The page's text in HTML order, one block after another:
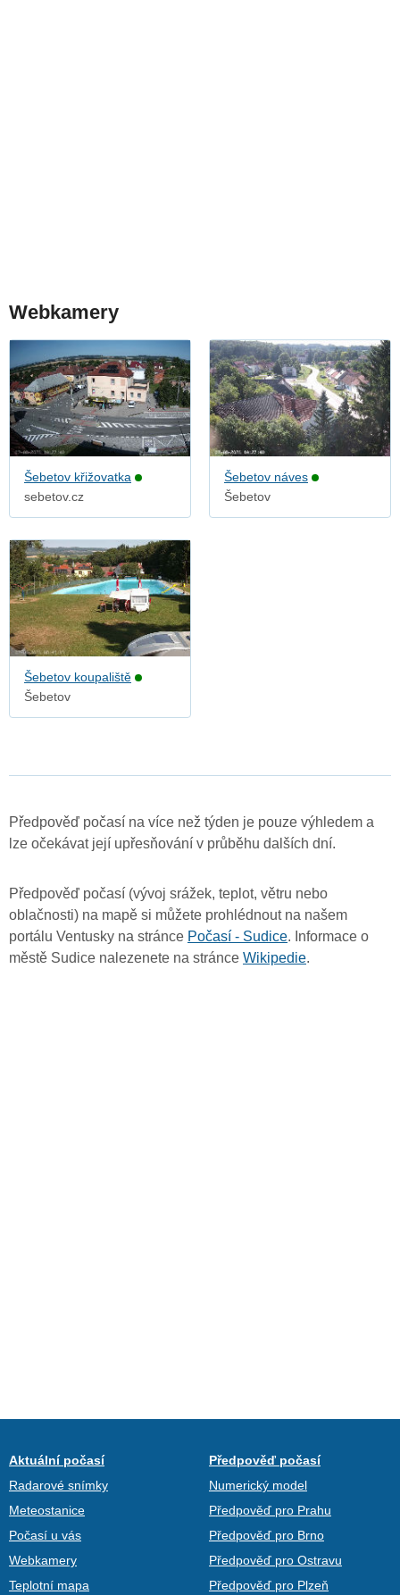
Webkamery
Šebetov křižovatka
sebetov.cz
Šebetov náves
Šebetov
Šebetov koupaliště
Šebetov
Předpověď počasí na více než týden je pouze výhledem a
lze očekávat její upřesňování v průběhu dalších dní.
Předpověď počasí (vývoj srážek, teplot, větru nebo
oblačnosti) na mapě si můžete prohlédnout na našem
portálu Ventusky na stránce Počasí - Sudice. Informace o
městě Sudice nalezenete na stránce Wikipedie.
Aktuální počasí
Radarové snímky
Meteostanice
Počasí u vás
Webkamery
Teplotní mapa
Předpověď počasí
Numerický model
Předpověď pro Prahu
Předpověď pro Brno
Předpověď pro Ostravu
Předpověď pro Plzeň